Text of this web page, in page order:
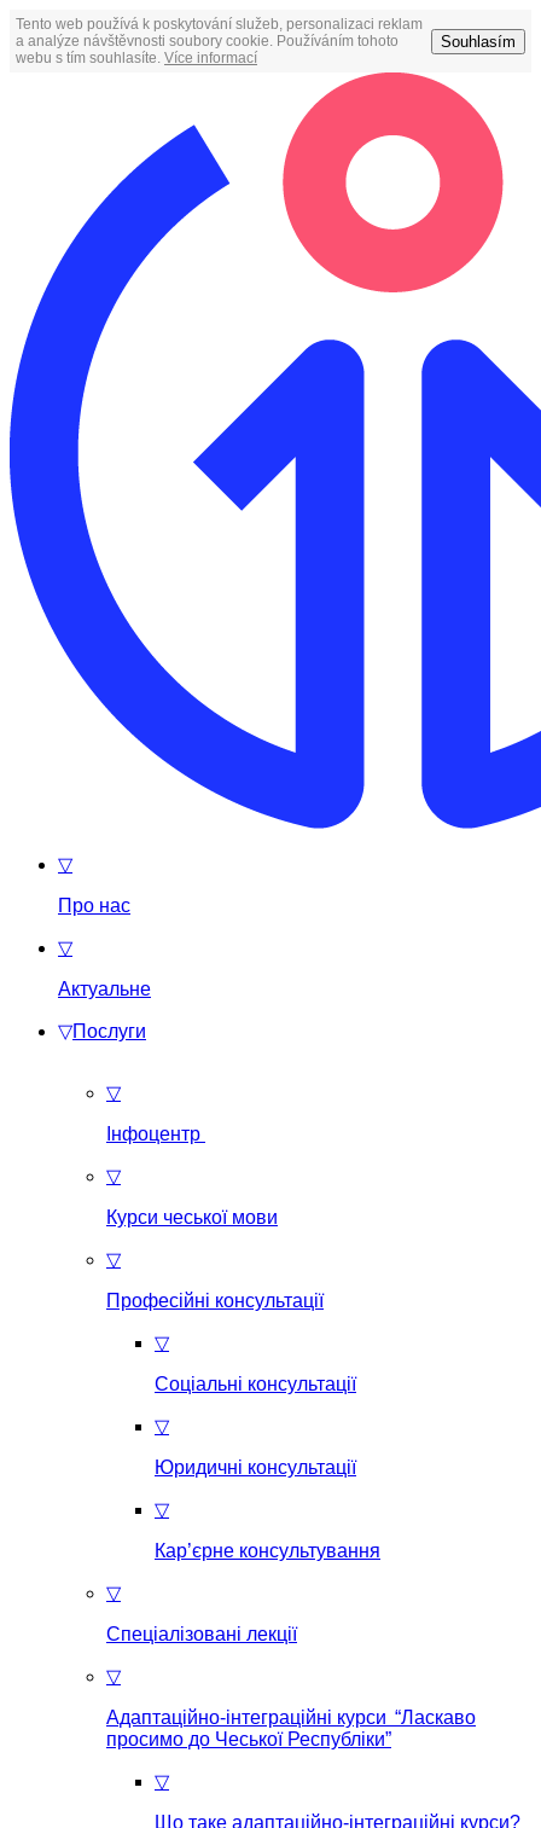
Tento web používá k poskytování služeb, personalizaci reklam
a analýze návštěvnosti soubory cookie. Používáním tohoto
webu s tím souhlasíte. Více informací
Souhlasím
▽
Про нас
▽
Актуальне
▽Послуги
▽
Інфоцентр
▽
Курси чеської мови
▽
Професійні консультації
▽
Соціальні консультації
▽
Юридичні консультації
▽
Кар’єрне консультування
▽
Спеціалізовані лекції
▽
Адаптаційно-інтеграційні курси “Ласкаво
просимо до Чеської Республіки”
▽
Що таке aдаптаційно-інтеграційні курси?